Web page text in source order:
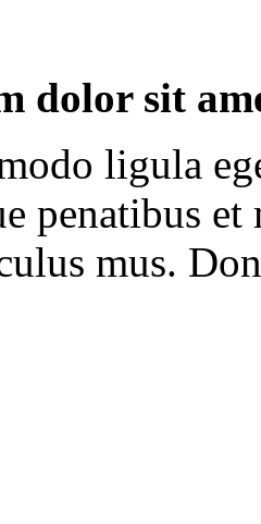
dolor sit
ligula
penatibus
mus.